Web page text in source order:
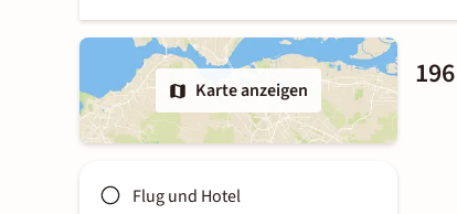
Karte anzeigen
Flug und Hotel